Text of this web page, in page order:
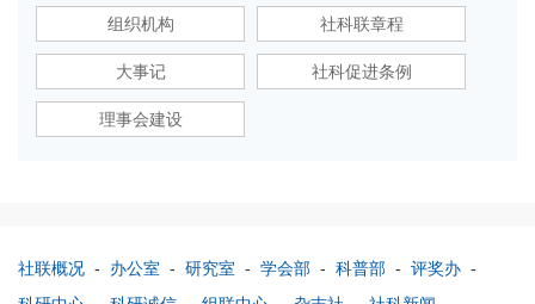
组织机构 社科联章程
大事记 社科促进条例
理事会建设
社联概况 - 办公室 - 研究室 - 学会部 - 科普部 - 评奖办 -